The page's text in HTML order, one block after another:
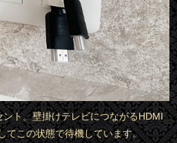
ト。壁掛けテレビにつながるHDMI
てこの状態で待機しています。